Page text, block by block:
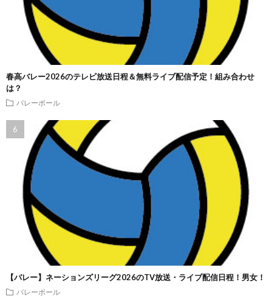
春高バレー2026のテレビ放送日程＆無料ライブ配信予定！組み合わせ
は？
バレーボール
【バレー】ネーションズリーグ2026のTV放送・ライブ配信日程！男女！
バレーボール